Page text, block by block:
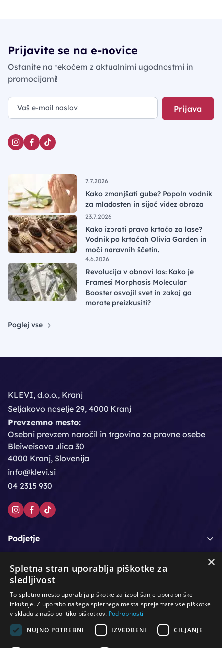
Prijavite se na e-novice
Ostanite na tekočem z aktualnimi ugodnostmi in
promocijami!
Prijava
7.7.2026
Kako zmanjšati gube? Popoln vodnik
za mladosten in sijoč videz obraza
23.7.2026
Kako izbrati pravo krtačo za lase?
Vodnik po krtačah Olivia Garden in
moči naravnih ščetin.
4.6.2026
Revolucija v obnovi las: Kako je
Framesi Morphosis Molecular
Booster osvojil svet in zakaj ga
morate preizkusiti?
Poglej vse
KLEVI, d.o.o., Kranj
Seljakovo naselje 29, 4000 Kranj
Prevzemno mesto:
Osebni prevzem naročil in trgovina za pravne osebe
Bleiweisova ulica 30
4000 Kranj, Slovenija
info@klevi.si
04 2315 930
Podjetje
Moj račun
Podpora strankam
Lasje & nega las / Roke & nohti / Orodje - kozmetično /
×
Spletna stran uporablja piškotke za
sledljivost
To spletno mesto uporablja piškotke za izboljšanje uporabniške
izkušnje. Z uporabo našega spletnega mesta sprejemate vse piškotke
v skladu z našo politiko piškotkov. Podrobnosti
NUJNO POTREBNI
IZVEDBENI CILJANJE